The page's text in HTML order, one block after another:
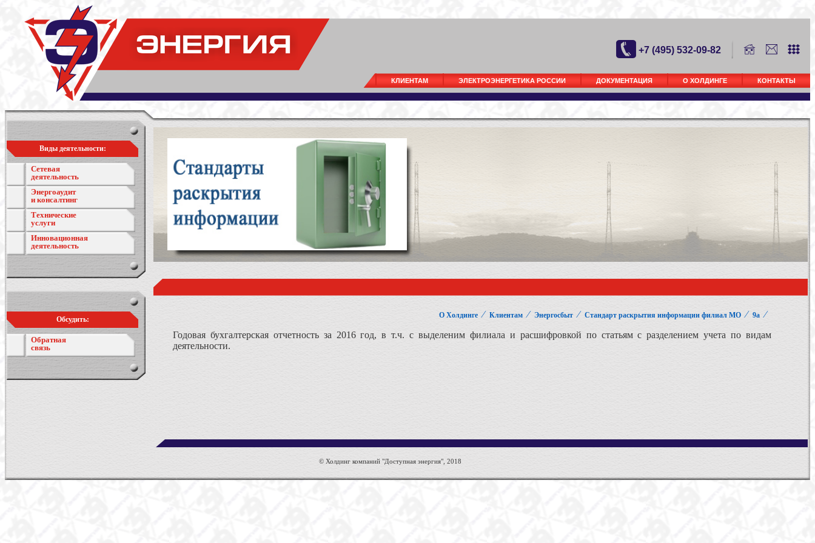
+7 (495) 532-09-82
КЛИЕНТАМ ЭЛЕКТРОЭНЕРГЕТИКА РОССИИ ДОКУМЕНТАЦИЯ О ХОЛДИНГЕ КОНТАКТЫ
Виды деятельности:
Сетевая
деятельность
Энергоаудит
и консалтинг
Технические
услуги
Инновационная
деятельность
Обсудить:
Обратная
связь
О Холдинге ⁄ Клиентам ⁄ Энергосбыт ⁄ Стандарт раскрытия информации филиал МО ⁄ 9а ⁄
Годовая бухгалтерская отчетность за 2016 год, в т.ч. с выделеним филиала и расшифровкой по статьям с разделением учета по видам
деятельности.
© Холдинг компаний "Доступная энергия", 2018